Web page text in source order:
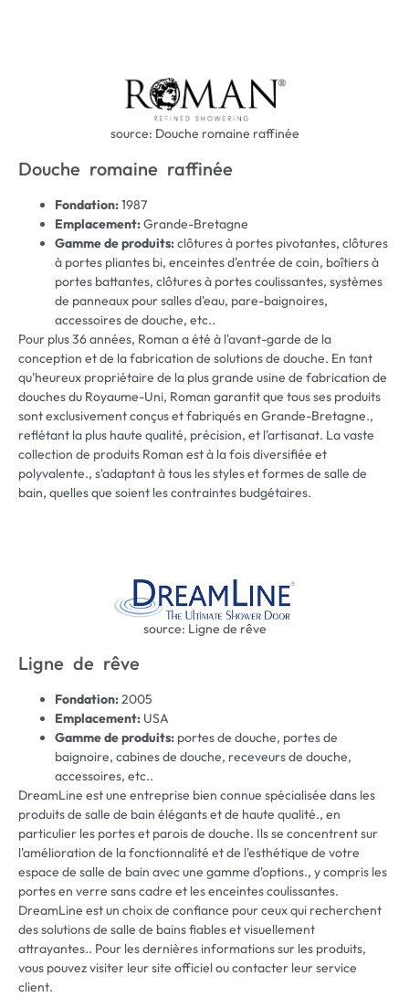
source: Douche romaine raffinée
Douche romaine raffinée
Fondation:1987
Emplacement:Grande-Bretagne
Gamme de produits:clôtures à portes pivotantes, clôtures
à portes pliantes bi, enceintes d'entrée de coin, boîtiers à
portes battantes, clôtures à portes coulissantes, systèmes
de panneaux pour salles d'eau, pare-baignoires,
accessoires de douche, etc..
Pour plus 36 années, Roman a été à l'avant-garde de la
conception et de la fabrication de solutions de douche. En tant
qu'heureux propriétaire de la plus grande usine de fabrication de
douches du Royaume-Uni, Roman garantit que tous ses produits
sont exclusivement conçus et fabriqués en Grande-Bretagne.,
reflétant la plus haute qualité, précision, et l'artisanat. La vaste
collection de produits Roman est à la fois diversifiée et
polyvalente., s'adaptant à tous les styles et formes de salle de
bain, quelles que soient les contraintes budgétaires.
source: Ligne de rêve
Ligne de rêve
Fondation:2005
Emplacement: USA
Gamme de produits: portes de douche, portes de
baignoire, cabines de douche, receveurs de douche,
accessoires, etc..
DreamLine est une entreprise bien connue spécialisée dans les
produits de salle de bain élégants et de haute qualité., en
particulier les portes et parois de douche. Ils se concentrent sur
l'amélioration de la fonctionnalité et de l'esthétique de votre
espace de salle de bain avec une gamme d'options., y compris les
portes en verre sans cadre et les enceintes coulissantes.
DreamLine est un choix de confiance pour ceux qui recherchent
des solutions de salle de bains fiables et visuellement
attrayantes.. Pour les dernières informations sur les produits,
vous pouvez visiter leur site officiel ou contacter leur service
client.